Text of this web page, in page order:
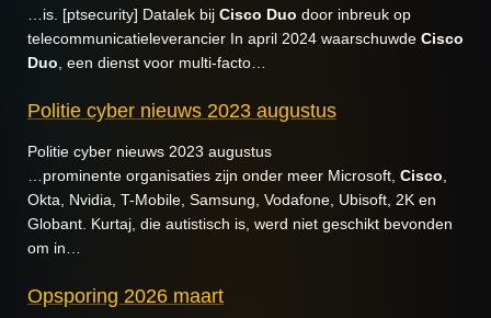
…is. [ptsecurity] Datalek bij Cisco Duo door inbreuk op
telecommunicatieleverancier In april 2024 waarschuwde Cisco
Duo , een dienst voor multi-facto…
Politie cyber nieuws 2023 augustus
Politie cyber nieuws 2023 augustus
…prominente organisaties zijn onder meer Microsoft, Cisco
Okta, Nvidia, T-Mobile, Samsung, Vodafone, Ubisoft, 2K en
Globant. Kurtaj, die autistisch is, werd niet geschikt bevonden
om in…
Opsporing 2026 maart